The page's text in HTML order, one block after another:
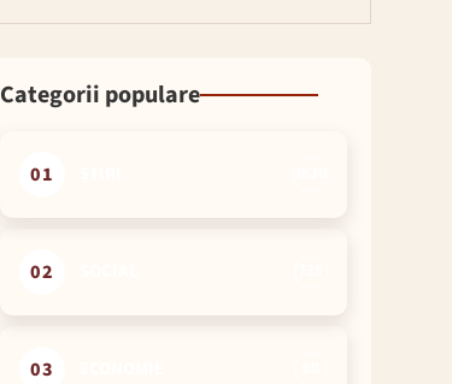
Categorii populare
01
02
03